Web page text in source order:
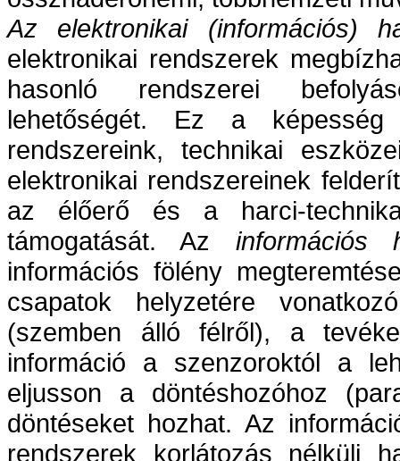
Az elektronikai (információs)
elektronikai rendszerek
hasonló rendszerei
lehetőségét. Ez a
rendszereink, technikai
elektronikai rendszereinek
az élőerő és a harci-
támogatását. Az információs
információs fölény
csapatok helyzetére
(szemben álló félről), a
információ a szenzoroktól a
eljusson a döntéshozóhoz
döntéseket hozhat. Az
rendszerek korlátozás nélküli